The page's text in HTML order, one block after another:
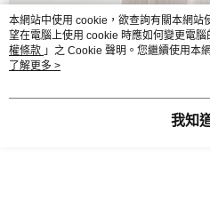
本網站中使用 cookie，欲查詢有關本網站
望在電腦上使用 cookie 時應如何變更電
權條款 」之 Cookie 聲明。您繼續使用本
用條款之 Cookie 聲明使用 cookie。
了解更多 >
我知